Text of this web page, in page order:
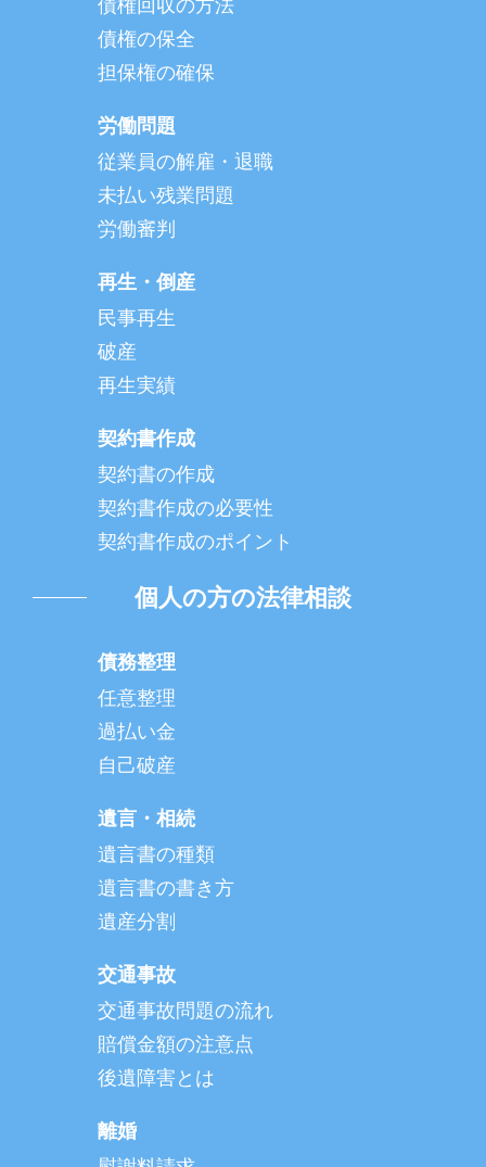
債権回収の方法
債権の保全
担保権の確保
労働問題
従業員の解雇・退職
未払い残業問題
労働審判
再生・倒産
民事再生
破産
再生実績
契約書作成
契約書の作成
契約書作成の必要性
契約書作成のポイント
個人の方の法律相談
債務整理
任意整理
過払い金
自己破産
遺言・相続
遺言書の種類
遺言書の書き方
遺産分割
交通事故
交通事故問題の流れ
賠償金額の注意点
後遺障害とは
離婚